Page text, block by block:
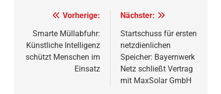
Beitragsnavigation
Vorherige:
Smarte Müllabfuhr:
Künstliche Intelligenz
schützt Menschen im
Einsatz
Nächster:
Startschuss für ersten
netzdienlichen
Speicher: Bayernwerk
Netz schließt Vertrag
mit MaxSolar GmbH